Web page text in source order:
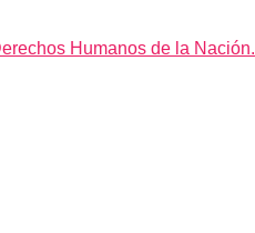
Humanos de la Nación.